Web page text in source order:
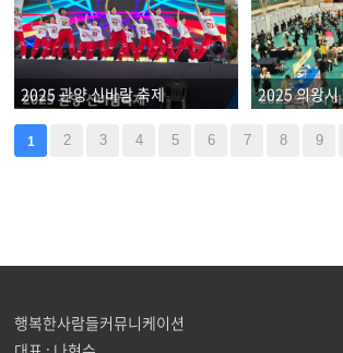
2025 관양 신바람 축제
1 2 3 4 5 6 7 8 9
행복한사람들커뮤니케이션